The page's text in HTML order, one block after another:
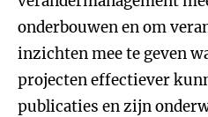
onderbouwen en om
inzichten mee te geven
projecten effectiever
publicaties en zijn